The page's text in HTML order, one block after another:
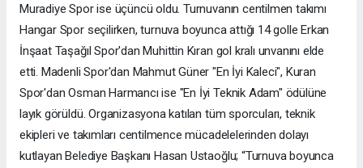
Muradiye Spor ise üçüncü oldu. Turnuvanın centilmen takımı
Hangar Spor seçilirken, turnuva boyunca attığı 14 golle Erkan
İnşaat Taşağıl Spor'dan Muhittin Kıran gol kralı unvanını elde
etti. Madenli Spor'dan Mahmut Güner "En İyi Kaleci", Kuran
Spor'dan Osman Harmancı ise "En İyi Teknik Adam" ödülüne
layık görüldü. Organizasyona katılan tüm sporcuları, teknik
ekipleri ve takımları centilmence mücadelelerinden dolayı
kutlayan Belediye Başkanı Hasan Ustaoğlu; “Turnuva boyunca